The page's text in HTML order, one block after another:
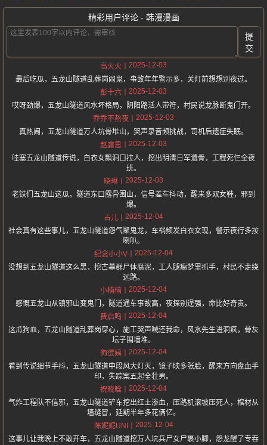
精彩用户评论 - 韩漫漫画
提
交
高火火
2025-12-03
最后吃瓜，五龙山隧道乱葬岗闹鬼，事故年年警示多，关灯前想想别夜过。
彭十六
2025-12-03
哎呀劲爆，五龙山隧道风水坏格局，阴阳路活人带符，村民说龙脉断鬼门开。
乔乔不熬夜
2025-12-03
真热闹，五龙山隧道万人坑骨堆山，哭声录音频挑战，司机后遗症失眠。
赵露思
2025-12-03
哇塞五龙山隧道传说，白衣女飘洞口拉人，挖出明清日军遗骨，工程死仨全夜
班。
晓琳
2025-12-03
老铁们五龙山这瓜，隧道东口露骨围山，信号差车抖动，醒来多双女鞋，邪到
爆。
占儿
2025-12-04
社会真有这些事儿，五龙山隧道怨气聚鬼龙，车祸频发白衣女现，警示夜行多按
喇叭。
纪念小小V
2025-12-04
没想到五龙山隧道这么黑，挖古墓群尸体腐泥，工人腿瘸梦里抓手，村民不走绕
远路。
小楠楠
2025-12-04
感慨五龙山从镇邪山变鬼门，隧道通车事故高，夜探别逞强，命比好奇贵。
费启鸣
2025-12-04
这瓜狗血，五龙山隧道乱葬岗穿心，施工哭声喊还我命，风水先生进洞疯，骨灰
坛子围墙堆。
狗蛋姨
2025-12-04
看到传说细节手抖，五龙山隧道中段风大灯灭，镜子映多张脸，醒来方向盘血手
印，失踪案五起全壮男。
祝晓晗
2025-12-04
气炸工程队不信邪，五龙山隧道铲车挖出红土渗血，压路机滚坡压死人，棺材从
墙缝冒，延期半年多花俩亿。
陈妮妮UNI
2025-12-04
这事儿让我晚上不敢开车，五龙山隧道挖万人坑兵尸女尸裹小脚，怨龙醒了专吞